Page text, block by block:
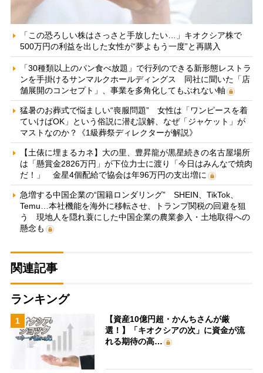
「この恐ろしい株はさっさと手放したい…」キオクシア株で
500万円の利益を出した女性が“夢よもう一度”と再購入
「30種類以上のパン食べ放題」で行列のできる新形態レストラ
ンを手掛けるサンマルクホールディングス 同社に聞いた「店
舗展開のコンセプト」、事業を多角化してもぶれない軸
猛暑のお葬式で悩ましい“喪服問題” 女性は「ワンピースを着
ていけばOK」という俗説に潜む誤解、なぜ「ジャケット」が
マストなのか？《1級葬祭ディレクターが解説》
【土俵に埋まるカネ】大の里、豊昇龍が黒星続きの名古屋場所
は「懸賞金2826万円」が下位力士に渡り「今日はみんなで焼肉
だ！」 金星4個配給で協会は年96万円の支出増に
急増する中国企業の“国籍ロンダリング” SHEIN、TikTok、
Temu…本社機能を海外に移転させ、トランプ関税の回避を狙
う 現地人を隠れ蓑にした中国企業の農業参入・土地取得への
懸念も
関連記事
ランキング
1
【資産10億円超・かんちさんが厳
選！】「キオクシアの次」に資金が流
れる期待の高…